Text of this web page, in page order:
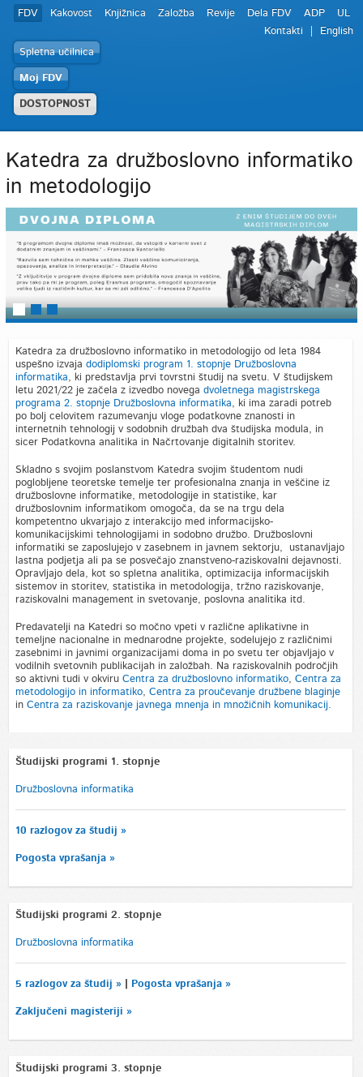
FDV Kakovost Knjižnica Založba Revije Dela FDV ADP
UL
Kontakti
English
Spletna učilnica
Moj FDV
DOSTOPNOST
Katedra za družboslovno informatiko
in metodologijo
Katedra za družboslovno informatiko in metodologijo od leta 1984
uspešno izvaja dodiplomski program 1. stopnje Družboslovna
informatika, ki predstavlja prvi tovrstni študij na svetu. V študijskem
letu 2021/22 je začela z izvedbo novega dvoletnega magistrskega
programa 2. stopnje Družboslovna informatika, ki ima zaradi potreb
po bolj celovitem razumevanju vloge podatkovne znanosti in
internetnih tehnologij v sodobnih družbah dva študijska modula, in
sicer Podatkovna analitika in Načrtovanje digitalnih storitev.
Skladno s svojim poslanstvom Katedra svojim študentom nudi
poglobljene teoretske temelje ter profesionalna znanja in veščine iz
družboslovne informatike, metodologije in statistike, kar
družboslovnim informatikom omogoča, da se na trgu dela
kompetentno ukvarjajo z interakcijo med informacijsko-
komunikacijskimi tehnologijami in sodobno družbo. Družboslovni
informatiki se zaposlujejo v zasebnem in javnem sektorju, ustanavljajo
lastna podjetja ali pa se posvečajo znanstveno-raziskovalni dejavnosti.
Opravljajo dela, kot so spletna analitika, optimizacija informacijskih
sistemov in storitev, statistika in metodologija, tržno raziskovanje,
raziskovalni management in svetovanje, poslovna analitika itd.
Predavatelji na Katedri so močno vpeti v različne aplikativne in
temeljne nacionalne in mednarodne projekte, sodelujejo z različnimi
zasebnimi in javnimi organizacijami doma in po svetu ter objavljajo v
vodilnih svetovnih publikacijah in založbah. Na raziskovalnih področjih
so aktivni tudi v okviru Centra za družboslovno informatiko, Centra za
metodologijo in informatiko, Centra za proučevanje družbene blaginje
in Centra za raziskovanje javnega mnenja in množičnih komunikacij.
Študijski programi 1. stopnje
Družboslovna informatika
10 razlogov za študij »
Pogosta vprašanja »
Študijski programi 2. stopnje
Družboslovna informatika
5 razlogov za študij »| Pogosta vprašanja »
Zaključeni magisteriji »
Študijski programi 3. stopnje